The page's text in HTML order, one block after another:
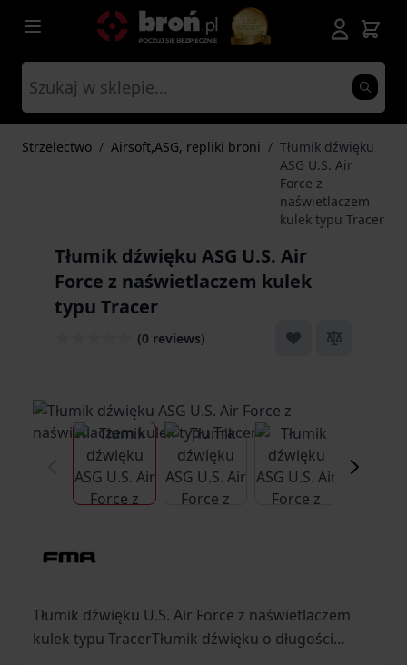
Przejdź do treści
Strzelectwo / Airsoft,ASG, repliki broni / Tłumik dźwięku
ASG U.S. Air
Force z
naświetlaczem
kulek typu Tracer
Tłumik dźwięku ASG U.S. Air
Force z naświetlaczem kulek
typu Tracer
(0 reviews)
View larger imageView larger imageView larger
Tłumik dźwięku U.S. Air Force z naświetlaczem
kulek typu TracerTłumik dźwięku o długości